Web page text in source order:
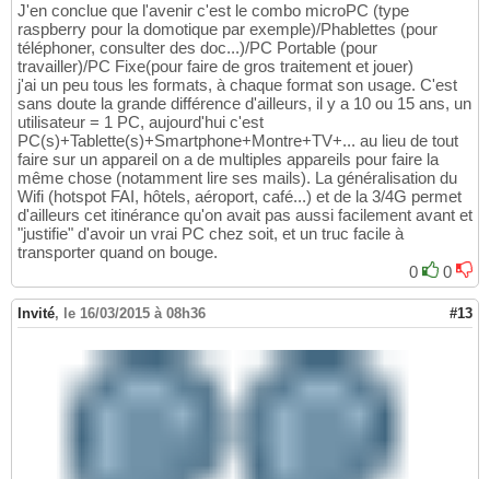
J'en conclue que l'avenir c'est le combo microPC (type
raspberry pour la domotique par exemple)/Phablettes (pour
téléphoner, consulter des doc...)/PC Portable (pour
travailler)/PC Fixe(pour faire de gros traitement et jouer)
j'ai un peu tous les formats, à chaque format son usage. C'est
sans doute la grande différence d'ailleurs, il y a 10 ou 15 ans, un
utilisateur = 1 PC, aujourd'hui c'est
PC(s)+Tablette(s)+Smartphone+Montre+TV+... au lieu de tout
faire sur un appareil on a de multiples appareils pour faire la
même chose (notamment lire ses mails). La généralisation du
Wifi (hotspot FAI, hôtels, aéroport, café...) et de la 3/4G permet
d'ailleurs cet itinérance qu'on avait pas aussi facilement avant et
"justifie" d'avoir un vrai PC chez soit, et un truc facile à
transporter quand on bouge.
0
0
Invité, le 16/03/2015 à 08h36 #13